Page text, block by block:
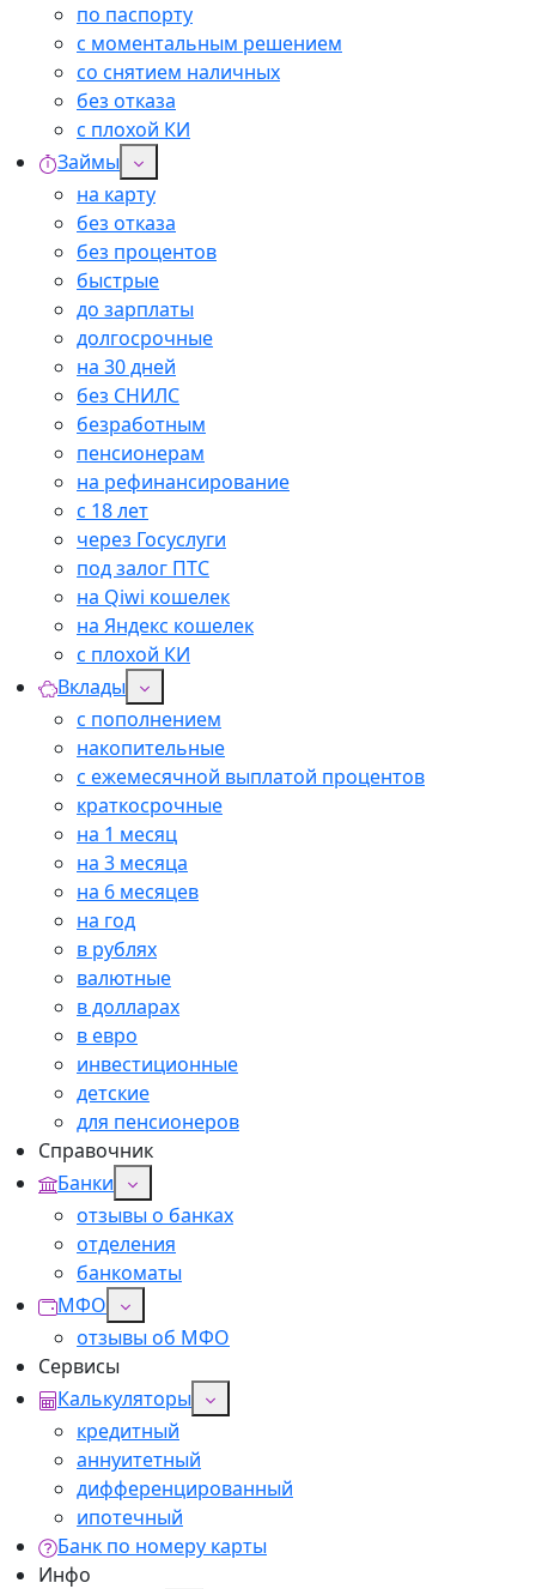
по паспорту
с моментальным решением
со снятием наличных
без отказа
с плохой КИ
Займы
на карту
без отказа
без процентов
быстрые
до зарплаты
долгосрочные
на 30 дней
без СНИЛС
безработным
пенсионерам
на рефинансирование
с 18 лет
через Госуслуги
под залог ПТС
на Qiwi кошелек
на Яндекс кошелек
с плохой КИ
Вклады
с пополнением
накопительные
с ежемесячной выплатой процентов
краткосрочные
на 1 месяц
на 3 месяца
на 6 месяцев
на год
в рублях
валютные
в долларах
в евро
инвестиционные
детские
для пенсионеров
Справочник
Банки
отзывы о банках
отделения
банкоматы
МФО
отзывы об МФО
Сервисы
Калькуляторы
кредитный
аннуитетный
дифференцированный
ипотечный
Банк по номеру карты
Инфо